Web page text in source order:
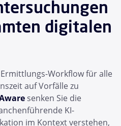
digitalen
Workflow für alle
auf Vorfälle zu
senken Sie die
KI-
im Kontext verstehen,